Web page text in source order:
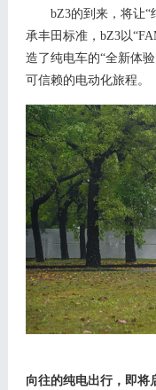
bZ3的到来，将让“
承丰田标准， bZ3以
造了纯电车的“全新体
可信赖的电动化旅程 。
向往的纯电出行，即将